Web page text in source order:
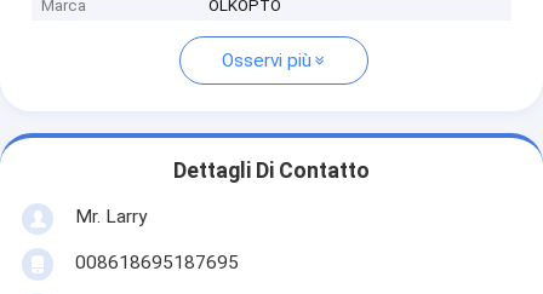
Marca
OLKOPTO
Osservi più
Dettagli Di Contatto
Mr. Larry
008618695187695